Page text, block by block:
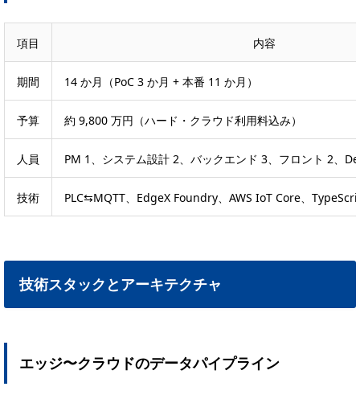
項目 内容
期間 14 か月（PoC 3 か月 + 本番 11 か月）
予算 約 9,800 万円（ハード・クラウド利用料込み）
人員 PM 1、システム設計 2、バックエンド 3、フロント 2、
技術 PLC⇆MQTT、EdgeX Foundry、AWS IoT Core、
技術スタックとアーキテクチャ
エッジ〜クラウドのデータパイプライン